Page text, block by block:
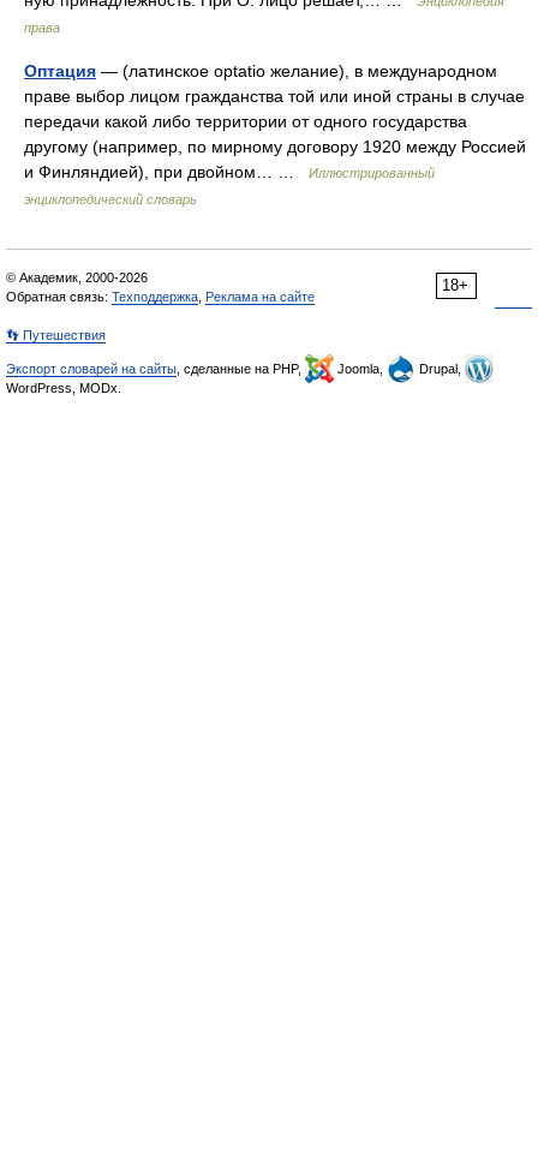
права
Оптация — (латинское optatio желание), в международном
праве выбор лицом гражданства той или иной страны в случае
передачи какой либо территории от одного государства
другому (например, по мирному договору 1920 между Россией
и Финляндией), при двойном… …
Иллюстрированный
энциклопедический словарь
18+
© Академик, 2000-2026
Обратная связь: Техподдержка Реклама на сайте
👣 Путешествия
Экспорт словарей на сайты , сделанные на PHP, Joomla,
Drupal,
WordPress, MODx.